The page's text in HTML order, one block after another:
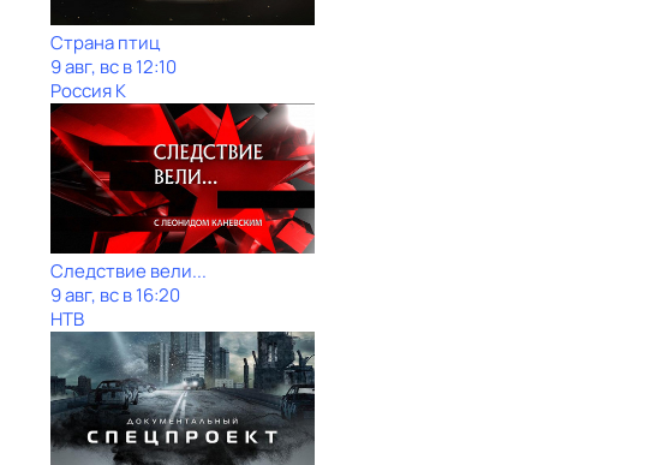
Страна птиц
9 авг, вс в 12:10
Россия К
Следствие вели...
9 авг, вс в 16:20
НТВ